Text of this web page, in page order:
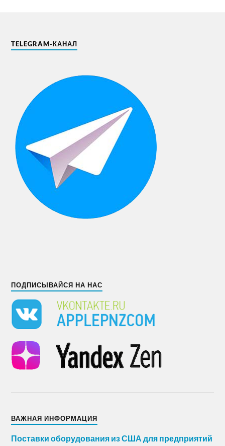
TELEGRAM-КАНАЛ
ПОДПИСЫВАЙСЯ НА НАС
ВАЖНАЯ ИНФОРМАЦИЯ
Поставки оборудования из США для предприятий